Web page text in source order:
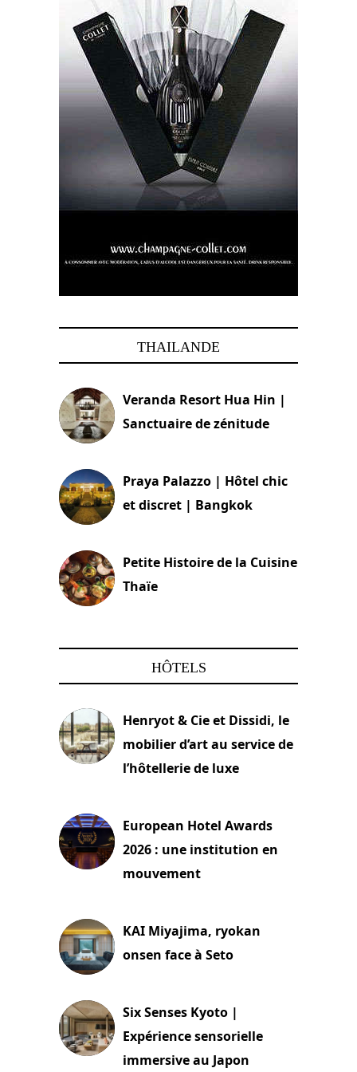
THAILANDE
Veranda Resort Hua Hin |
Sanctuaire de zénitude
Praya Palazzo | Hôtel chic
et discret | Bangkok
Petite Histoire de la Cuisine
Thaïe
HÔTELS
Henryot & Cie et Dissidi, le
mobilier d’art au service de
l’hôtellerie de luxe
European Hotel Awards
2026 : une institution en
mouvement
KAI Miyajima, ryokan
onsen face à Seto
Six Senses Kyoto |
Expérience sensorielle
immersive au Japon